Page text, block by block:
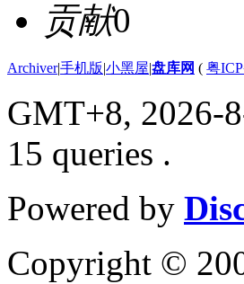
贡献0
Archiver|手机版|小黑屋|盘库网 ( 粤
GMT+8, 2026-
15 queries .
Powered by
Copyright ©